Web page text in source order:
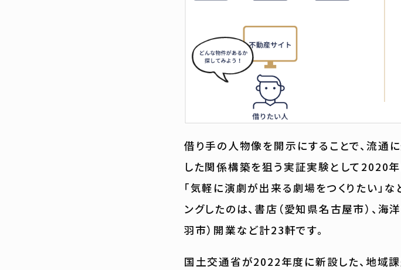
借り手の人物像を開示にすることで、流通
した関係構築を狙う実証実験として2020年
「気軽に演劇が出来る劇場をつくりたい」
ングしたのは、書店（愛知県名古屋市）、
羽市）開業など計23軒です。
国土交通省が2022年度に新設した、地域